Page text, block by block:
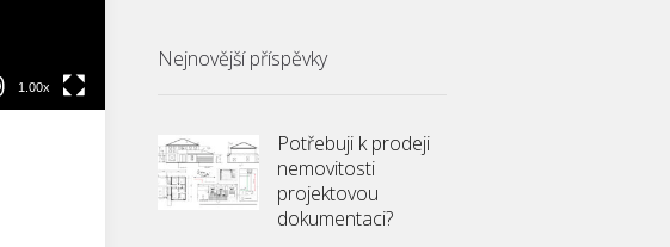
1.00x
Nejnovější příspěvky
Potřebuji k prodeji
nemovitosti
projektovou
dokumentaci?